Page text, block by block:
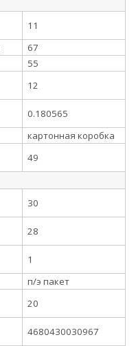
11
67
55
12
0.180565
картонная коробка
49
30
28
1
п/э пакет
20
4680430030967